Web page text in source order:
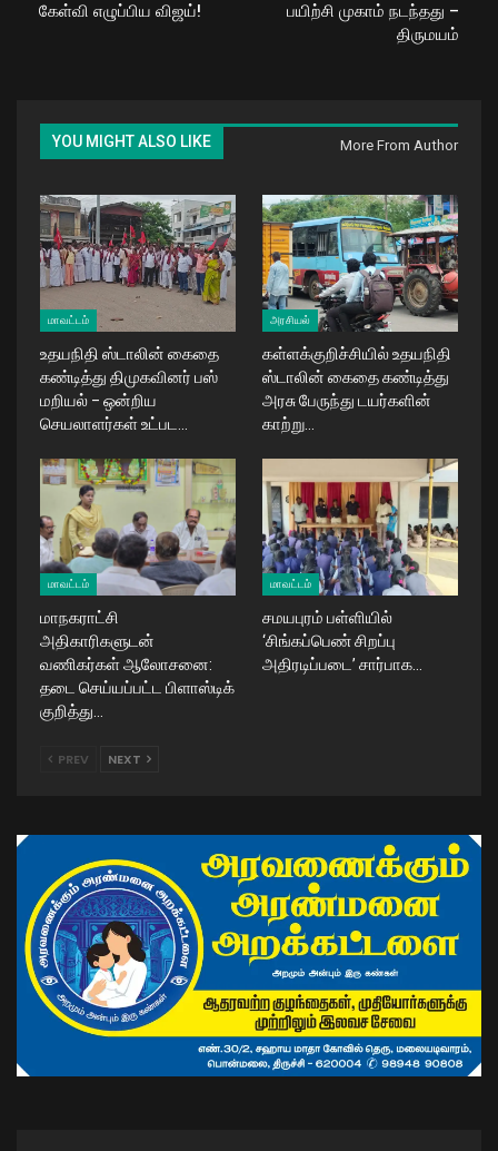
கேள்வி எழுப்பிய விஜய்!
பயிற்சி முகாம் நடந்தது –
திருமயம்
YOU MIGHT ALSO LIKE More From Author
மாவட்டம்
உதயநிதி ஸ்டாலின் கைதை
கண்டித்து திமுகவினர் பஸ்
மறியல் – ஒன்றிய
செயலாளர்கள் உட்பட…
அரசியல்
கள்ளக்குறிச்சியில் உதயநிதி
ஸ்டாலின் கைதை கண்டித்து
அரசு பேருந்து டயர்களின்
காற்று…
மாவட்டம்
மாநகராட்சி
அதிகாரிகளுடன்
வணிகர்கள் ஆலோசனை:
தடை செய்யப்பட்ட பிளாஸ்டிக்
குறித்து…
மாவட்டம்
சமயபுரம் பள்ளியில்
‘சிங்கப்பெண் சிறப்பு
அதிரடிப்படை’ சார்பாக…
PREV NEXT